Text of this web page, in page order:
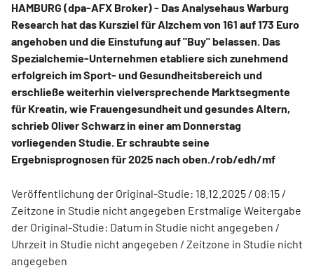
HAMBURG (dpa-AFX Broker) - Das Analysehaus Warburg
Research hat das Kursziel für Alzchem von 161 auf 173 Euro
angehoben und die Einstufung auf "Buy" belassen. Das
Spezialchemie-Unternehmen etabliere sich zunehmend
erfolgreich im Sport- und Gesundheitsbereich und
erschließe weiterhin vielversprechende Marktsegmente
für Kreatin, wie Frauengesundheit und gesundes Altern,
schrieb Oliver Schwarz in einer am Donnerstag
vorliegenden Studie. Er schraubte seine
Ergebnisprognosen für 2025 nach oben./rob/edh/mf
Veröffentlichung der Original-Studie: 18.12.2025 / 08:15 /
Zeitzone in Studie nicht angegeben Erstmalige Weitergabe
der Original-Studie: Datum in Studie nicht angegeben /
Uhrzeit in Studie nicht angegeben / Zeitzone in Studie nicht
angegeben